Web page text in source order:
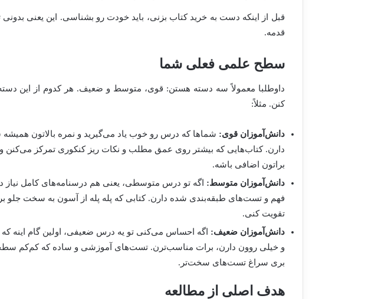
قبل از اینکه دست به خرید کتاب بزنی، باید خودت رو بشناسی. این یعنی
قدمه.
سطح علمی فعلی شما
داوطلبا معمولاً سه دسته هستن: قوی، متوسط و ضعیف. هر کدوم از این
کنن. مثلاً:
دانش‌آموزان قوی: شماها که درس رو خوب یاد می‌گیرید و نمره بالاتون
دارن. کتاب‌هایی که بیشتر روی عمق مطلب و نکات ریز کنکوری تمرکز می‌کنن
براتون اضافی باشه.
دانش‌آموزان متوسط: اگه تو درس متوسطی، یعنی هم درسنامه‌های کامل نیاز
فهم و تست‌های طبقه‌بندی شده دارن. کتابی که پله پله از آسون به سخت
تقویت کنی.
دانش‌آموزان ضعیف: اگه احساس می‌کنی تو یه درس ضعیفی، اولین گام اینه
و خیلی روون دارن، برات مناسب‌ترن. تست‌های آموزشی و ساده که کم‌کم
بری سراغ تست‌های سخت‌تر.
هدف اصلی از مطالعه